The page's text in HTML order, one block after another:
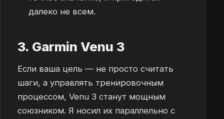
далеко не всем.
3. Garmin Venu 3
Если ваша цель — не просто считать
шаги, а управлять тренировочным
процессом, Venu 3 станут мощным
союзником. Я носил их параллельно с